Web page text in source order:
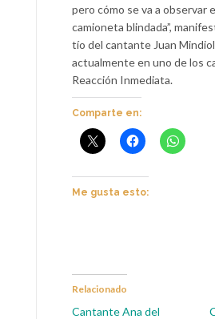
pero cómo se va a observar
camioneta blindada”,
tío del cantante Juan
actualmente en uno de los
Reacción Inmediata.
Comparte en:
Me gusta esto:
Relacionado
Cantante Ana del